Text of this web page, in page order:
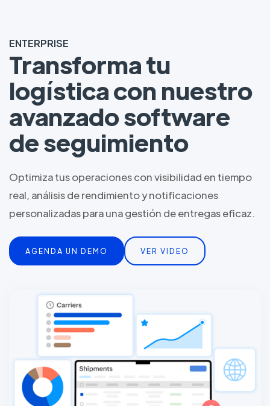
ENTERPRISE
Transforma tu
logística con nuestro
avanzado software
de seguimiento
Optimiza tus operaciones con visibilidad en tiempo
real, análisis de rendimiento y notificaciones
personalizadas para una gestión de entregas eficaz.
AGENDA UN DEMO VER VIDEO